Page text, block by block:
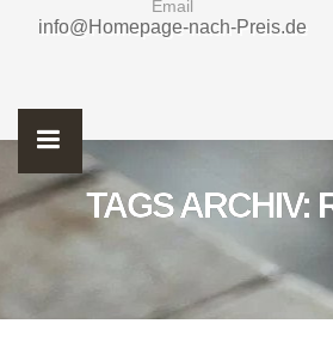
Email
info@Homepage-nach-Preis.de
TAGS ARCHIV: